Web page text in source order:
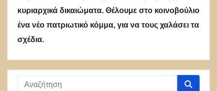
κυριαρχικά δικαιώματα. Θέλουμε στο κοινοβούλιο
ένα νέο πατριωτικό κόμμα, για να τους χαλάσει τα
σχέδια.